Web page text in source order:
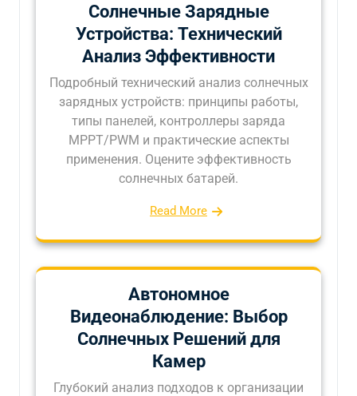
Солнечные Зарядные
Устройства: Технический
Анализ Эффективности
Подробный технический анализ солнечных
зарядных устройств: принципы работы,
типы панелей, контроллеры заряда
MPPT/PWM и практические аспекты
применения. Оцените эффективность
солнечных батарей.
Read More
Автономное
Видеонаблюдение: Выбор
Солнечных Решений для
Камер
Глубокий анализ подходов к организации